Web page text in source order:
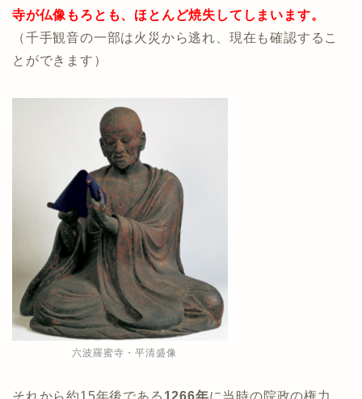
寺が仏像もろとも、ほとんど焼失してしまいます。
（千手観音の一部は火災から逃れ、現在も確認するこ
とができます）
六波羅蜜寺・平清盛像
それから約15年後である 1266年に当時の院政の権力